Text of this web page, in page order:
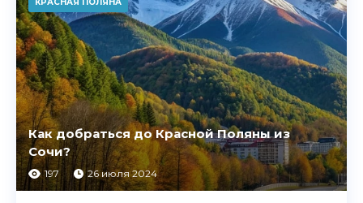
Как добраться до Красной Поляны из
Сочи?
197 26 июля 2024